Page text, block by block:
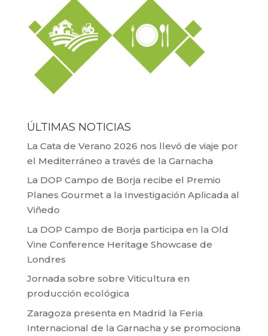
ÚLTIMAS NOTICIAS
La Cata de Verano 2026 nos llevó de viaje por
el Mediterráneo a través de la Garnacha
La DOP Campo de Borja recibe el Premio
Planes Gourmet a la Investigación Aplicada al
Viñedo
La DOP Campo de Borja participa en la Old
Vine Conference Heritage Showcase de
Londres
Jornada sobre sobre Viticultura en
producción ecológica
Zaragoza presenta en Madrid la Feria
Internacional de la Garnacha y se promociona